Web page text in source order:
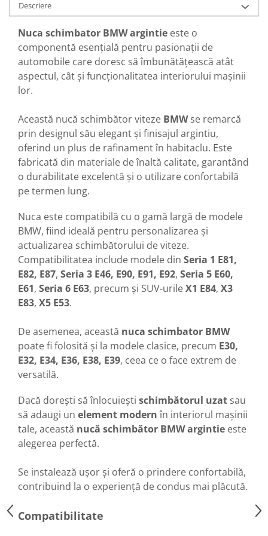
Pompa Spalator Parbriz
Accesorii Camioane
Lampi si Proiectoare Camion
Marcaje si Echipamente de
Siguranta
Echipamente Electrice si
Pneumatice
Echipamente ADR si Utilitare
Uleiuri si Lichide Auto
Aditivi Auto
Aditivi Ulei Motor
Aditivi DPF, Sistem Racire si
Servodirectie
Antigel
Spray Curatare Frane
Produse Intretinere si Detailing
Curatare si Detailing Interior
Vopsitorie, Chituri si Adezivi
Curatare si Detailing Exterior
Produse de Iarna
Cabluri Pornire
Produse de Vara
Descriere
Nuca schimbator BMW argintie este o
componentă esențială pentru pasionații de
automobile care doresc să îmbunătățească atât
aspectul, cât și funcționalitatea interiorului mașinii
lor.
Această nucă schimbător viteze BMWse remarcă
prin designul său elegant și finisajul argintiu,
oferind un plus de rafinament în habitaclu. Este
fabricată din materiale de înaltă calitate, garantând
o durabilitate excelentă și o utilizare confortabilă
pe termen lung.
Nuca este compatibilă cu o gamă largă de modele
BMW, fiind ideală pentru personalizarea și
actualizarea schimbătorului de viteze.
Compatibilitatea include modele din Seria 1 E81,
E82, E87, Seria 3 E46, E90, E91, E92, Seria 5 E60,
E61, Seria 6 E63, precum și SUV-urileX1 E84, X3
E83, X5 E53.
De asemenea, această nuca schimbator BMW
poate fi folosită și la modele clasice, precum E30,
E32, E34, E36, E38, E39, ceea ce o face extrem de
versatilă.
Dacă dorești să înlocuiești schimbătorul uzat sau
să adaugi un element modernîn interiorul mașinii
tale, această nucă schimbător BMW argintie este
alegerea perfectă.
Se instalează ușor și oferă o prindere confortabilă,
contribuind la o experiență de condus mai plăcută.
Compatibilitate